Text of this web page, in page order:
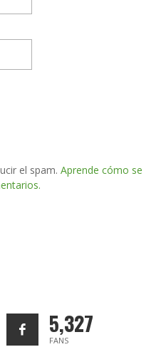
el spam. Aprende cómo se
5,327
FANS